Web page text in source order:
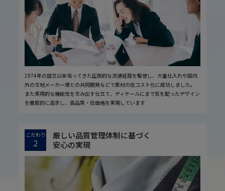
1974年の設立以来培ってきた圧倒的な流通経路を駆使し、大量仕入れや国内
外の生地メーカー様との共同開発などで素材の低コスト化に成功しました。
また実用的な機能性を生み出す仕立て、ディテールにまで気を配ったデザイン
を徹底的に追求し、高品質・低価格を実現しています
こだわり
2
厳しい品質管理体制に基づく
安心の実現